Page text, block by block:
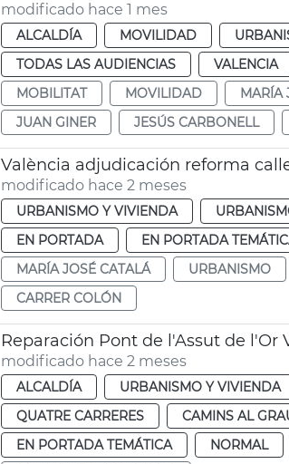
modificado hace 1 mes
ALCALDÍA MOVILIDAD
TODAS LAS AUDIENCIAS
VALENCIA
MOBILITAT
MOVILIDAD MARÍA
JUAN GINER
JESÚS CARBONELL
València adjudicación reforma
modificado hace 2 meses
URBANISMO Y VIVIENDA
EN PORTADA
EN PORTADA
MARÍA JOSÉ CATALÁ
URBANISMO
CARRER COLÓN
Reparación Pont de l'Assut de l'Or
modificado hace 2 meses
ALCALDÍA URBANISMO Y VIVIENDA
QUATRE CARRERES
CAMINS AL
EN PORTADA TEMÁTICA
NORMAL